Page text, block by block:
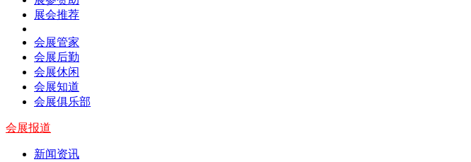
展会推荐
会展管家
会展后勤
会展休闲
会展知道
会展俱乐部
会展报道
新闻资讯